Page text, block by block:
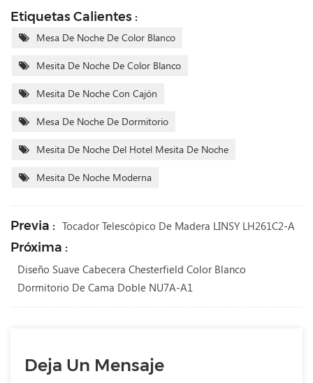
Etiquetas Calientes :
Mesa De Noche De Color Blanco
Mesita De Noche De Color Blanco
Mesita De Noche Con Cajón
Mesa De Noche De Dormitorio
Mesita De Noche Del Hotel Mesita De Noche
Mesita De Noche Moderna
Previa : Tocador Telescópico De Madera LINSY LH261C2-A
Próxima :
Diseño Suave Cabecera Chesterfield Color Blanco
Dormitorio De Cama Doble NU7A-A1
Deja Un Mensaje